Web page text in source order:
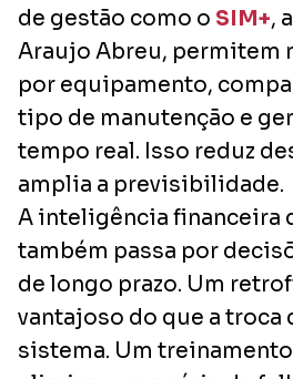
de gestão como o SIM+,
Araujo Abreu, permitem
por equipamento,
tipo de manutenção e
tempo real. Isso reduz
amplia a previsibilidade.
A inteligência financeira
também passa por
de longo prazo. Um
vantajoso do que a troca
sistema. Um